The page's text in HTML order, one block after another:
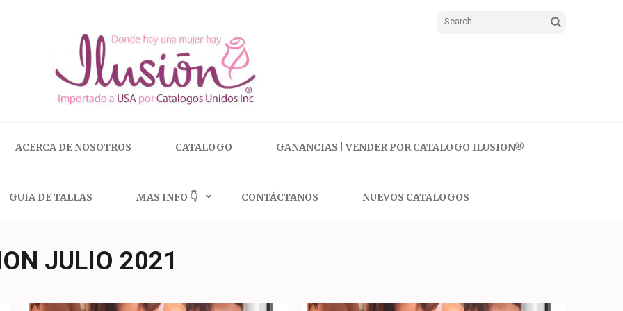
Search
ACERCA DE NOSOTROS CATALOGO GANANCIAS | VENDER POR CATALOGO ILUSION®
GUIA DE TALLAS MAS INFO 👇 CONTÁCTANOS NUEVOS CATALOGOS
JULIO 2021